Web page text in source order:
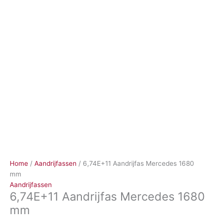
Home / Aandrijfassen / 6,74E+11 Aandrijfas Mercedes 1680
mm
Aandrijfassen
6,74E+11 Aandrijfas Mercedes 1680
mm